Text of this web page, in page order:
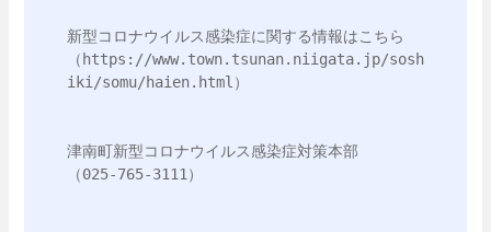
新型コロナウイルス感染症に関する情報はこちら
（https://www.town.tsunan.niigata.jp/sosh
iki/somu/haien.html）
津南町新型コロナウイルス感染症対策本部
（025-765-3111）